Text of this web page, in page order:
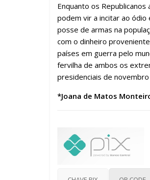
Enquanto os
podem vir a incitar ao ódio
posse de armas na
com o dinheiro
países em guerra pelo
fervilha de ambos os
presidenciais de
*Joana de Matos